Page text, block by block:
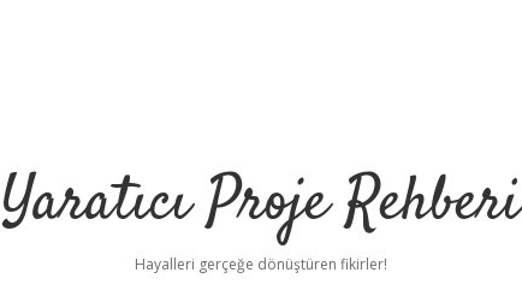
Yaratıcı Proje Rehberi
Hayalleri gerçeğe dönüştüren fikirler!